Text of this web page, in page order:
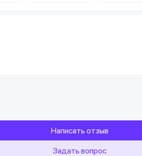
Написать отзыв
Задать вопрос